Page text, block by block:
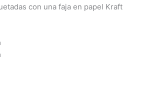
con una faja en papel Kraft